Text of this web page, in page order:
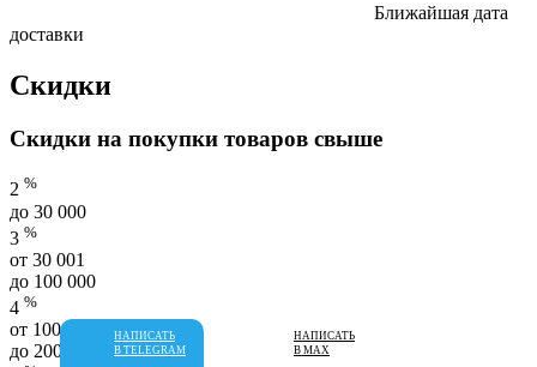
Ближайшая дата
доставки
Скидки
Скидки на покупки товаров свыше
2 %
до 30 000
3 %
от 30 001
до 100 000
4 %
от 100 001
до 200 000
НАПИСАТЬ
В TELEGRAM
НАПИСАТЬ
В MAX